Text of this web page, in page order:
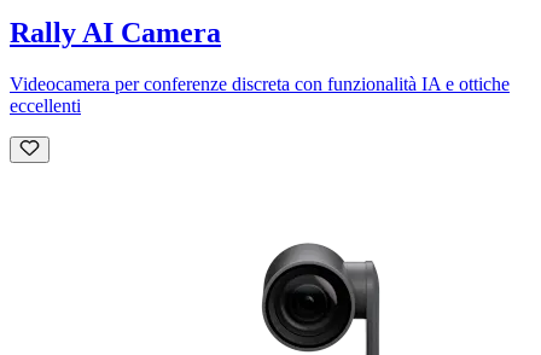
Rally AI Camera
Videocamera per conferenze discreta con funzionalità IA e ottiche
eccellenti